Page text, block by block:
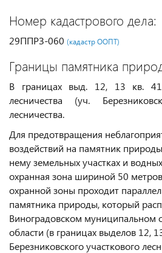
Номер кадастрового дела:
29ППРЗ-060 (кадастр ООПТ)
Границы памятника
В границах выд. 12, 13 кв. 41
лесничества (уч.
лесничества.
Для предотвращения
воздействий на памятник
нему земельных участках и
охранная зона шириной 50
охранной зоны проходит
памятника природы, который
Виноградовском муниципальном
области (в границах выделов 12,
Березниковского участкового